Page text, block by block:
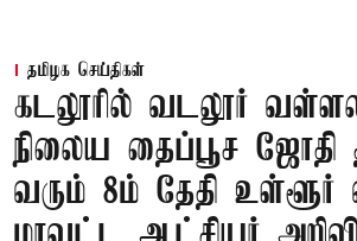
தமிழக செய்திகள்
கடலூரில் வடலூர்
நிலைய தைப்பூச ஜோதி
வரும் 8ம் தேதி உள்ளூர்